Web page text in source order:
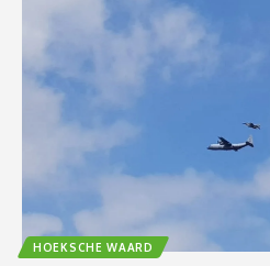
HOEKSCHE WAARD